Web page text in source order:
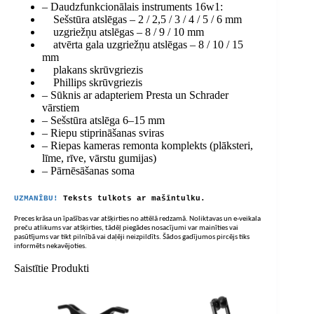
– Daudzfunkcionālais instruments 16w1:
Sešstūra atslēgas – 2 / 2,5 / 3 / 4 / 5 / 6 mm
uzgriežņu atslēgas – 8 / 9 / 10 mm
atvērta gala uzgriežņu atslēgas – 8 / 10 / 15
mm
plakans skrūvgriezis
Phillips skrūvgriezis
– Sūknis ar adapteriem Presta un Schrader
vārstiem
– Sešstūra atslēga 6–15 mm
– Riepu stiprināšanas sviras
– Riepas kameras remonta komplekts (plāksteri,
līme, rīve, vārstu gumijas)
– Pārnēsāšanas soma
UZMANĪBU! Teksts tulkots ar mašīntulku.
Preces krāsa un īpašības var atšķirties no attēlā redzamā. Noliktavas un e-veikala
preču atlikums var atšķirties, tādēļ piegādes nosacījumi var mainīties vai
pasūtījums var tikt pilnībā vai daļēji neizpildīts. Šādos gadījumos pircējs tiks
informēts nekavējoties.
Saistītie Produkti